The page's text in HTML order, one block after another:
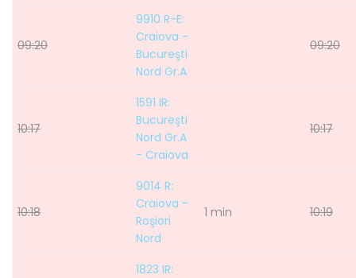
09:20
9910 R-E:
Craiova -
Bucureşti
Nord Gr.A
09:20
10:17
1591 IR:
Bucureşti
Nord Gr.A
- Craiova
10:17
10:18
9014 R:
Craiova -
Roşiori
Nord
1 min 10:19
1823 IR: